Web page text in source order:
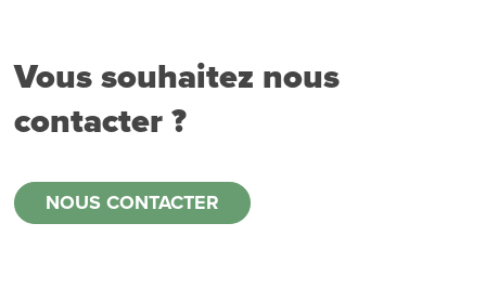
Vous souhaitez nous
contacter ?
NOUS CONTACTER